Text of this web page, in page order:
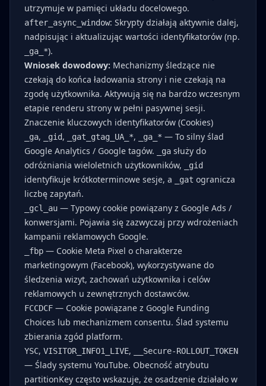
utrzymuje w pamięci układu docelowego.
after_async_window: Skrypty działają aktywnie dalej,
nadpisując i aktualizując wartości identyfikatorów (np.
_ga_*).
Wniosek dowodowy: Mechanizmy śledzące nie
czekają do końca ładowania strony i nie czekają na
zgodę użytkownika. Aktywują się na bardzo wczesnym
etapie renderu strony w pełni pasywnej sesji.
Znaczenie kluczowych identyfikatorów (Cookies)
_ga, _gid, _gat_gtag_UA_*, _ga_* — To silny ślad
Google Analytics / Google tagów.
_ga służy do
odróżniania wieloletnich użytkowników,
_gid
identyfikuje krótkoterminowe sesje, a _gat ogranicza
liczbę zapytań.
_gcl_au — Typowy cookie powiązany z Google Ads /
konwersjami. Pojawia się zazwyczaj przy wdrożeniach
kampanii reklamowych Google.
_fbp — Cookie Meta Pixel o charakterze
marketingowym (Facebook), wykorzystywane do
śledzenia wizyt, zachowań użytkownika i celów
reklamowych u zewnętrznych dostawców.
FCCDCF — Cookie powiązane z Google Funding
Choices lub mechanizmem consentu. Ślad systemu
zbierania zgód platform.
YSC, VISITOR_INFO1_LIVE, __Secure-ROLLOUT_TOKEN
— Ślady systemu YouTube. Obecność atrybutu
partitionKey często wskazuje, że osadzenie działało w